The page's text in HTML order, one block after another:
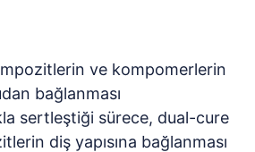
ve kompomerlerin
bağlanması
sertleştiği sürece, dual-cure
diş yapısına bağlanması